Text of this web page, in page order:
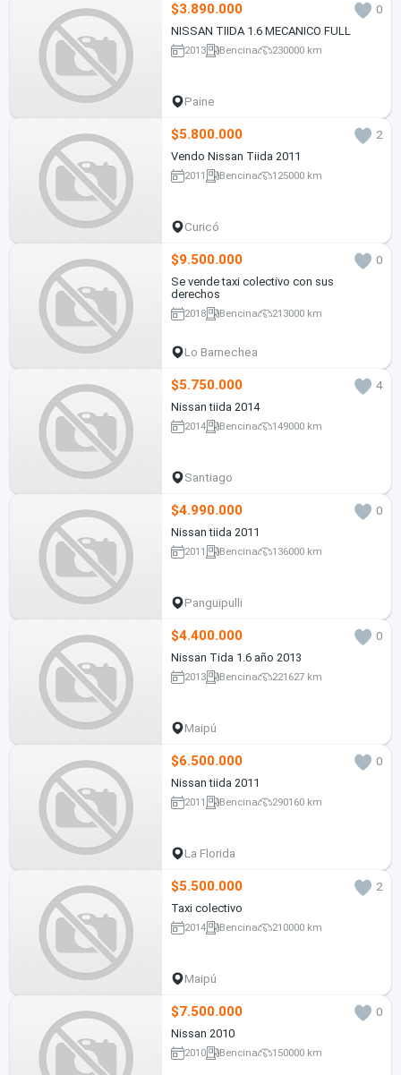
$3.890.000
0
NISSAN TIIDA 1.6 MECANICO FULL
2013 Bencina 230000 km
Paine
$5.800.000
2
Vendo Nissan Tiida 2011
2011 Bencina 125000 km
Curicó
$9.500.000
0
Se vende taxi colectivo con sus
derechos
2018 Bencina 213000 km
Lo Barnechea
$5.750.000
4
Nissan tiida 2014
2014 Bencina 149000 km
Santiago
$4.990.000
0
Nissan tiida 2011
2011 Bencina 136000 km
Panguipulli
$4.400.000
0
Nissan Tida 1.6 año 2013
2013 Bencina 221627 km
Maipú
$6.500.000
0
Nissan tiida 2011
2011 Bencina 290160 km
La Florida
$5.500.000
2
Taxi colectivo
2014 Bencina 210000 km
Maipú
$7.500.000
0
Nissan 2010
2010 Bencina 150000 km